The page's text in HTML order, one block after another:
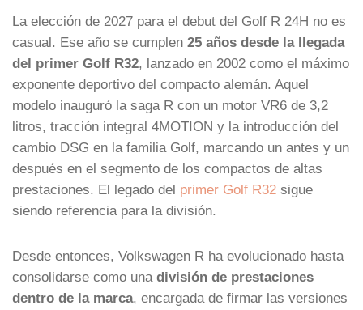
La elección de 2027 para el debut del Golf R 24H no es
casual. Ese año se cumplen 25 años desde la llegada
del primer Golf R32, lanzado en 2002 como el máximo
exponente deportivo del compacto alemán. Aquel
modelo inauguró la saga R con un motor VR6 de 3,2
litros, tracción integral 4MOTION y la introducción del
cambio DSG en la familia Golf, marcando un antes y un
después en el segmento de los compactos de altas
prestaciones. El legado del primer Golf R32 sigue
siendo referencia para la división.
Desde entonces, Volkswagen R ha evolucionado hasta
consolidarse como una división de prestaciones
dentro de la marca, encargada de firmar las versiones